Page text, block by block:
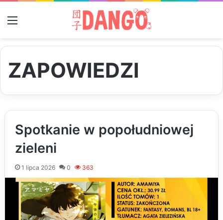
ZAPOWIEDZI
Spotkanie w popołudniowej
zieleni
1 lipca 2026 0 363